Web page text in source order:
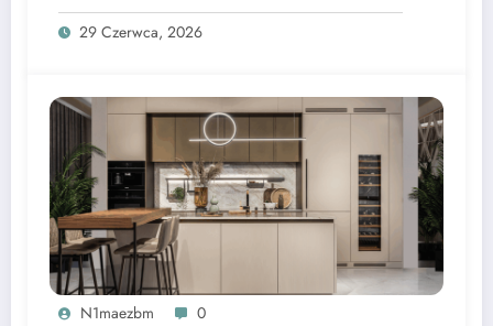
29 Czerwca, 2026
N1maezbm 0